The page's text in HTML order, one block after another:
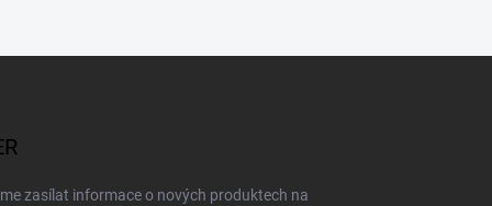
zasílat informace o nových produktech na